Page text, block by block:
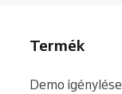
Termék
Demo igénylése